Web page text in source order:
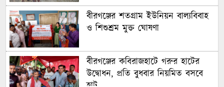
বীরগঞ্জের শতগ্রাম ইউনিয়ন বাল্যবিবাহ
ও শিশুশ্রম মুক্ত ঘোষণা
বীরগঞ্জের কবিরাজহাটে গরুর হাটের
উদ্বোধন, প্রতি বুধবার নিয়মিত বসবে